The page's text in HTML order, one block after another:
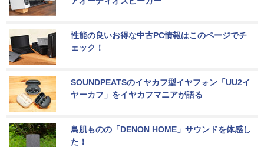
性能の良いお得な中古PC情報はこのページでチ
ェック！
SOUNDPEATSのイヤカフ型イヤフォン「UU2イ
ヤーカフ」をイヤカフマニアが語る
鳥肌ものの「DENON HOME」サウンドを体感し
た！